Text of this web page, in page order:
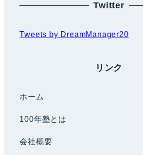
Twitter
Tweets by DreamManager20
リンク
ホーム
100年塾とは
会社概要